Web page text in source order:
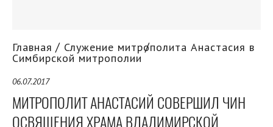
Главная Служение митрополита Анастасия в
Симбирской митрополии
06.07.2017
МИТРОПОЛИТ АНАСТАСИЙ СОВЕРШИЛ ЧИН
ОСВЯЩЕНИЯ ХРАМА ВЛАДИМИРСКОЙ